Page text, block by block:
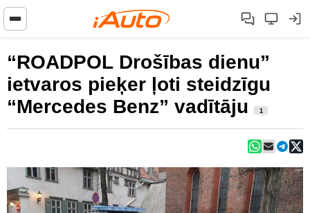
“ROADPOL Drošības dienu”
ietvaros pieķer ļoti steidzīgu
“Mercedes Benz” vadītāju
1